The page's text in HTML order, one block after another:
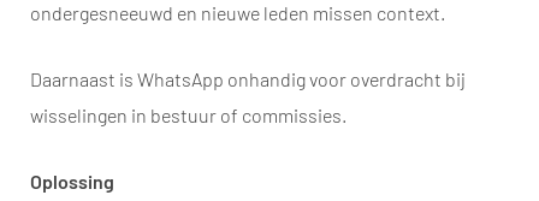
ondergesneeuwd en nieuwe leden missen context.
Daarnaast is WhatsApp onhandig voor overdracht bij
wisselingen in bestuur of commissies.
Oplossing